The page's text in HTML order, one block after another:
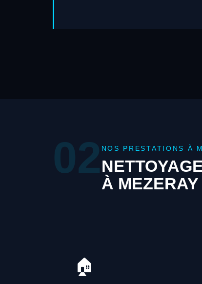
02 NOS PRESTATIONS À
À
🏠